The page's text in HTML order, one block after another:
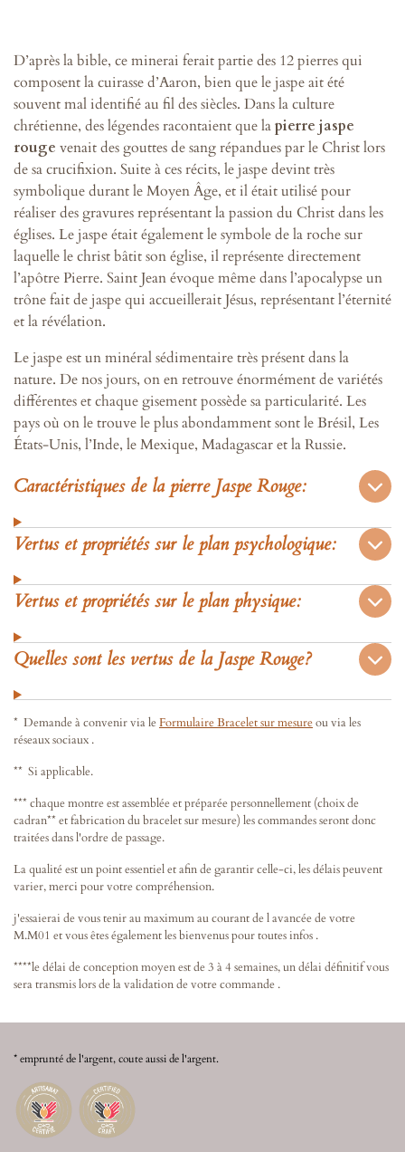
D’après la bible, ce minerai ferait partie des 12 pierres qui
composent la cuirasse d’Aaron, bien que le jaspe ait été
souvent mal identifié au fil des siècles. Dans la culture
chrétienne, des légendes racontaient que lapierre jaspe
rouge venait des gouttes de sang répandues par le Christ lors
de sa crucifixion. Suite à ces récits, le jaspe devint très
symbolique durant le Moyen Âge, et il était utilisé pour
réaliser des gravures représentant la passion du Christ dans les
églises. Le jaspe était également le symbole de la roche sur
laquelle le christ bâtit son église, il représente directement
l’apôtre Pierre. Saint Jean évoque même dans l’apocalypse un
trône fait de jaspe qui accueillerait Jésus, représentant l’éternité
et la révélation.
Le jaspe est un minéral sédimentaire très présent dans la
nature. De nos jours, on en retrouve énormément de variétés
différentes et chaque gisement possède sa particularité. Les
pays où on le trouve le plus abondamment sont le Brésil, Les
États-Unis, l’Inde, le Mexique, Madagascar et la Russie.
Caractéristiques de la pierre Jaspe Rouge:
Vertus et propriétés sur le plan psychologique:
Vertus et propriétés sur le plan physique:
Quelles sont les vertus de la Jaspe Rouge?
* Demande à convenir via leFormulaire Bracelet sur mesureou via les
réseaux sociaux .
** Si applicable.
*** chaque montre est assemblée et préparée personnellement (choix de
cadran** et fabrication du bracelet sur mesure) les commandes seront donc
traitées dans l'ordre de passage.
La qualité est un point essentiel et afin de garantir celle-ci, les délais peuvent
varier, merci pour votre compréhension.
j'essaierai de vous tenir au maximum au courant de l avancée de votre
M.M01 et vous êtes également les bienvenus pour toutes infos .
****le délai de conception moyen est de 3 à 4 semaines, un délai définitif vous
sera transmis lors de la validation de votre commande .
* emprunté de l'argent, coute aussi de l'argent.